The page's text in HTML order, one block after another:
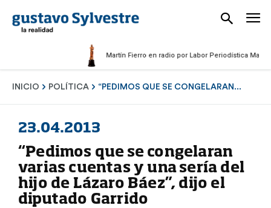
Martín Fierro en radio por Labor Periodística Masculina
INICIO POLÍTICA “PEDIMOS QUE SE CONGELARAN...
23.04.2013
“Pedimos que se congelaran
varias cuentas y una sería del
hijo de Lázaro Báez”, dijo el
diputado Garrido